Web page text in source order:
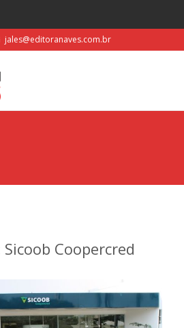
jales@editoranaves.com.br
Coopercred